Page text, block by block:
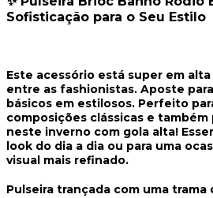
Sofisticação para o Seu Estilo
Este acessório está super em
entre as fashionistas. Aposte
básicos em estilosos. Perfeito
composições clássicas e também
neste inverno com gola alta!
look do dia a dia ou para uma
visual mais refinado.
Pulseira trançada com uma trama